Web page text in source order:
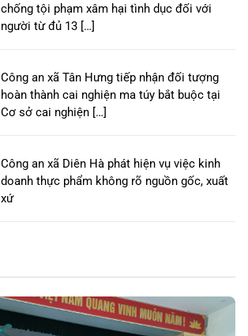
chống tội phạm xâm hại tình dục đối với
người từ đủ 13 […]
Công an xã Tân Hưng tiếp nhận đối tượng
hoàn thành cai nghiện ma túy bắt buộc tại
Cơ sở cai nghiện […]
Công an xã Diên Hà phát hiện vụ việc kinh
doanh thực phẩm không rõ nguồn gốc, xuất
xứ